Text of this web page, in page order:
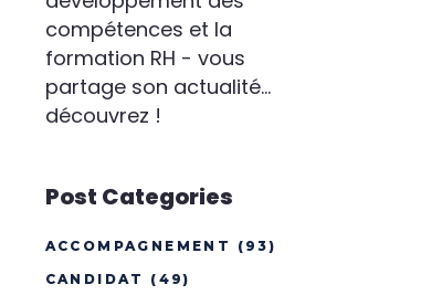
compétences et la
formation RH - vous
partage son actualité...
découvrez !
Post Categories
ACCOMPAGNEMENT
(93)
CANDIDAT
(49)